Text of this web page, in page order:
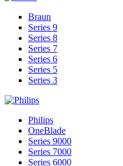
Braun
Series 9
Series 8
Series 7
Series 6
Series 5
Series 3
Philips
OneBlade
Series 9000
Series 7000
Series 6000